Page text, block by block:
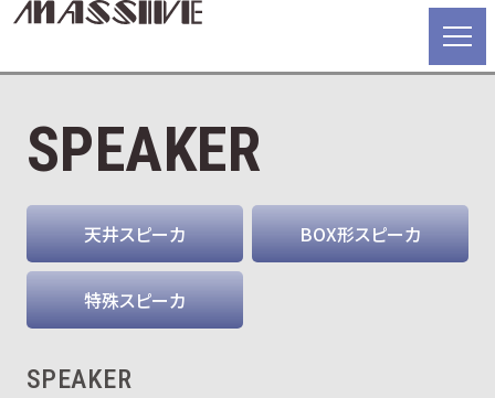
SPEAKER
SPEAKER
天井スピーカ BOX形スピーカ
特殊スピーカ